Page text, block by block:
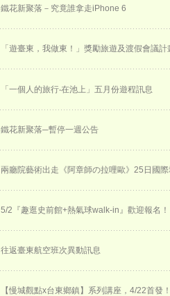
鐵花新聚落－究竟誰拿走iPhone 6
「遊臺東，我做東！」獎勵旅遊及渡假會議計
「一個人的旅行‧在池上」五月份遊程訊息
鐵花新聚落─暫停一週公告
兩廳院藝術出走《阿章師の拉哩歐》25日國
5/2『趣逛史前館+熱氣球walk-in』歡迎報名！
往返臺東航空班次異動訊息
【慢城觀點x台東鄉鎮】系列講座，4/22首發